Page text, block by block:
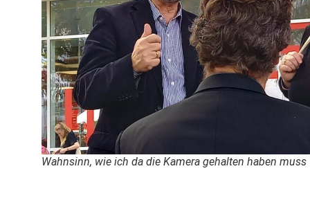
Wahnsinn, wie ich da die Kamera gehalten haben muss